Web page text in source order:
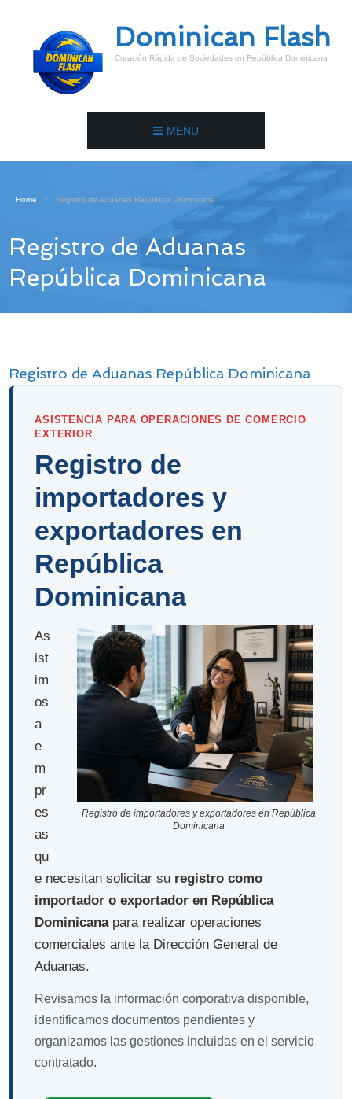
Dominican Flash
Creación Rápida de Sociedades en República Dominicana
MENU
Home Registro de Aduanas República Dominicana
Registro de Aduanas
República Dominicana
Registro de Aduanas República Dominicana
ASISTENCIA PARA OPERACIONES DE COMERCIO
EXTERIOR
Registro de
importadores y
exportadores en
República
Dominicana
Registro de importadores y exportadores en República
Dominicana
As
ist
im
os
a
e
m
pr
es
as
qu
e necesitan solicitar su registro como
importador o exportador en República
Dominicanapara realizar operaciones
comerciales ante la Dirección General de
Aduanas.
Revisamos la información corporativa disponible,
identificamos documentos pendientes y
organizamos las gestiones incluidas en el servicio
contratado.